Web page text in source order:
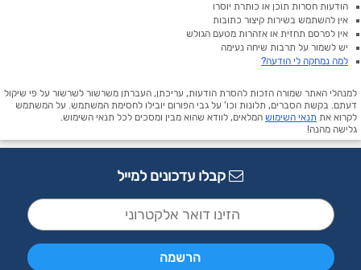
הודעות חסרות תוכן או כותרת יוסרו
אין להשתמש בשירות קיצור כתובות
אין לפרסם תחזית או אזהרות מטעם הגולש
יש לשמור על תרבות שיחה נעימה
למה נמחקה לי הודעה?
למנהלי האתר שמורה הזכות להסרת הודעות, עריכתן, העברתן משרשור לשרשור על פי שיקול
דעתם. בקשת הסברים, תלונות וכו' על גבי הפורום יובילו לחסימת המשתמש. על המשתמש
לקרוא את תנאי השימוש המלאים, לוודא שהוא מבין ומסכים לכל תנאי השימוש.
גלישה מהנה!
קבלו עדכונים למייל